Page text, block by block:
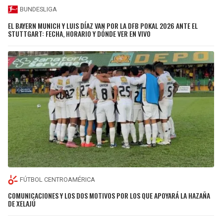
BUNDESLIGA
EL BAYERN MUNICH Y LUIS DÍAZ VAN POR LA DFB POKAL 2026 ANTE EL
STUTTGART: FECHA, HORARIO Y DÓNDE VER EN VIVO
FÚTBOL CENTROAMÉRICA
COMUNICACIONES Y LOS DOS MOTIVOS POR LOS QUE APOYARÁ LA HAZAÑA
DE XELAJÚ